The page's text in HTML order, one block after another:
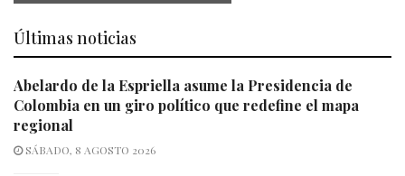
Últimas noticias
Abelardo de la Espriella asume la Presidencia de
Colombia en un giro político que redefine el mapa
regional
SÁBADO, 8 AGOSTO 2026